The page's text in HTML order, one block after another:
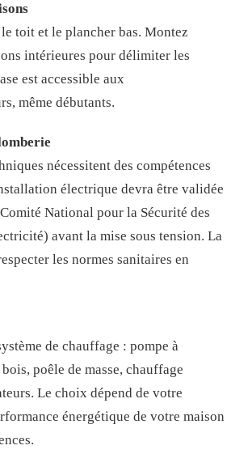
toit et le plancher bas. Montez
intérieures pour délimiter les
est accessible aux
même débutants.
nécessitent des compétences
électrique devra être validée
National pour la Sécurité des
avant la mise sous tension. La
les normes sanitaires en
de chauffage : pompe à
poêle de masse, chauffage
Le choix dépend de votre
énergétique de votre maison